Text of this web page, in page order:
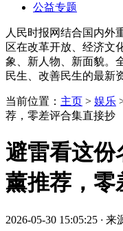
公益专题
人民时报网结合国内外
区在改革开放、经济文
象、新人物、新面貌。
民生、改善民生的最新
当前位置： 主页 > 娱乐
荐，零差评合集直接抄
避雷看这份
薰推荐，零
2026-05-30 15:05:25 · 来